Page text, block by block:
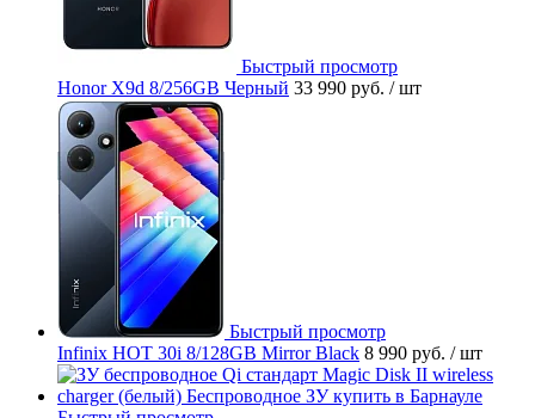
Быстрый просмотр
Honor X9d 8/256GB Черный 33 990 руб. / шт
Быстрый просмотр
Infinix HOT 30i 8/128GB Mirror Black 8 990 руб. / шт